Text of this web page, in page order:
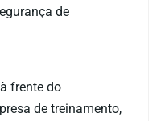
de
frente do
de treinamento,